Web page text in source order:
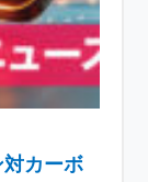
対カーボ